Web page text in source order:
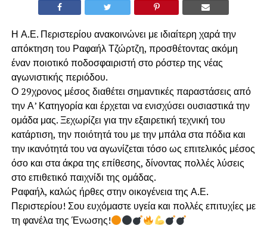
Η Α.Ε. Περιστερίου ανακοινώνει με ιδιαίτερη χαρά την
απόκτηση του Ραφαήλ Τζώρτζη, προσθέτοντας ακόμη
έναν ποιοτικό ποδοσφαιριστή στο ρόστερ της νέας
αγωνιστικής περιόδου.
Ο 29χρονος μέσος διαθέτει σημαντικές παραστάσεις από
την Α’ Κατηγορία και έρχεται να ενισχύσει ουσιαστικά την
ομάδα μας. Ξεχωρίζει για την εξαιρετική τεχνική του
κατάρτιση, την ποιότητά του με την μπάλα στα πόδια και
την ικανότητά του να αγωνίζεται τόσο ως επιτελικός μέσος
όσο και στα άκρα της επίθεσης, δίνοντας πολλές λύσεις
στο επιθετικό παιχνίδι της ομάδας.
Ραφαήλ, καλώς ήρθες στην οικογένεια της Α.Ε.
Περιστερίου! Σου ευχόμαστε υγεία και πολλές επιτυχίες με
τη φανέλα της Ένωσης!